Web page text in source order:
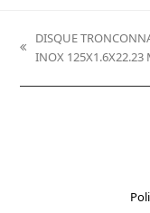
previous
DISQUE
INOX 125X1.6X22.23